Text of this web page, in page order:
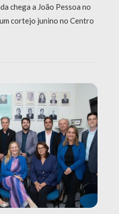
chega a João Pessoa no
cortejo junino no Centro